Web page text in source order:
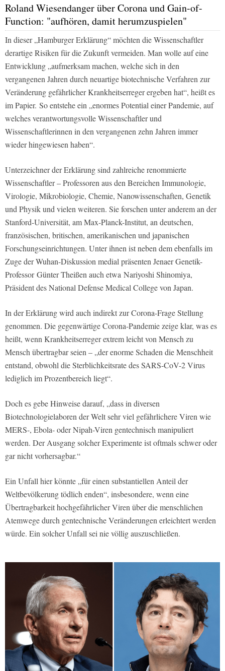
Roland Wiesendanger über Corona und Gain-of-
Function: "aufhören, damit herumzuspielen"
In dieser „Hamburger Erklärung“ möchten die Wissenschaftler
derartige Risiken für die Zukunft vermeiden. Man wolle auf eine
Entwicklung „aufmerksam machen, welche sich in den
vergangenen Jahren durch neuartige biotechnische Verfahren zur
Veränderung gefährlicher Krankheitserreger ergeben hat“, heißt es
im Papier. So entstehe ein „enormes Potential einer Pandemie, auf
welches verantwortungsvolle Wissenschaftler und
Wissenschaftlerinnen in den vergangenen zehn Jahren immer
wieder hingewiesen haben“.
Unterzeichner der Erklärung sind zahlreiche renommierte
Wissenschaftler – Professoren aus den Bereichen Immunologie,
Virologie, Mikrobiologie, Chemie, Nanowissenschaften, Genetik
und Physik und vielen weiteren. Sie forschen unter anderem an der
Stanford-Universität, am Max-Planck-Institut, an deutschen,
französischen, britischen, amerikanischen und japanischen
Forschungseinrichtungen. Unter ihnen ist neben dem ebenfalls im
Zuge der Wuhan-Diskussion medial präsenten Jenaer Genetik-
ProfessorGünter Theißen auch etwa Nariyoshi Shinomiya,
Präsident des National Defense Medical College von Japan.
In der Erklärung wird auch indirekt zur Corona-Frage Stellung
genommen. Die gegenwärtige Corona-Pandemie zeige klar, was es
heißt, wenn Krankheitserreger extrem leicht von Mensch zu
Mensch übertragbar seien – „der enorme Schaden die Menschheit
entstand, obwohl die Sterblichkeitsrate des SARS-CoV-2 Virus
lediglich im Prozentbereich liegt“.
Doch es gebe Hinweise darauf, „dass in diversen
Biotechnologielaboren der Welt sehr viel gefährlichere Viren wie
MERS-, Ebola- oder Nipah-Viren gentechnisch manipuliert
werden. Der Ausgang solcher Experimente ist oftmals schwer oder
gar nicht vorhersagbar.“
Ein Unfall hier könnte „für einen substantiellen Anteil der
Weltbevölkerung tödlich enden“, insbesondere, wenn eine
Übertragbarkeit hochgefährlicher Viren über die menschlichen
Atemwege durch gentechnische Veränderungen erleichtert werden
würde. Ein solcher Unfall sei nie völlig auszuschließen.